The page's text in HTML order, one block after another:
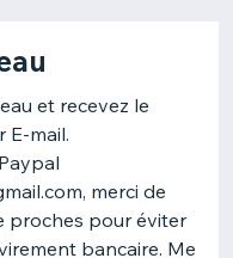
et recevez le
E-mail.
merci de
proches pour éviter
bancaire. Me